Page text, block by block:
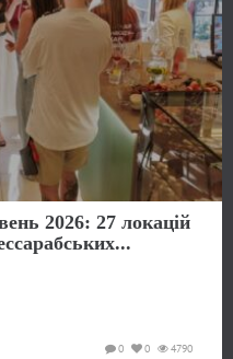
2026: 27 локацій
4790
0
0